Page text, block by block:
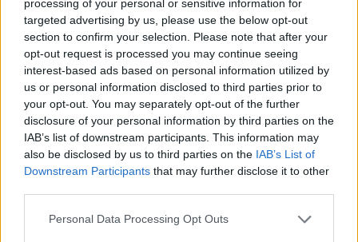
processing of your personal or sensitive information for
targeted advertising by us, please use the below opt-out
section to confirm your selection. Please note that after your
opt-out request is processed you may continue seeing
interest-based ads based on personal information utilized by
us or personal information disclosed to third parties prior to
your opt-out. You may separately opt-out of the further
disclosure of your personal information by third parties on the
IAB’s list of downstream participants. This information may
also be disclosed by us to third parties on the IAB’s List of
Downstream Participants that may further disclose it to other
Personal Data Processing Opt Outs
ons geluk niet op. Ik voelde me goed en had op moeheid
na, geen last van zwangerschapskwaaltjes. Dat s[lees
meer...]
geef mening 0 reacties
Sertraline
03-05-2026 | Vrouw | 67